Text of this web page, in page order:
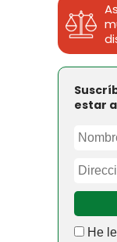
estar
He